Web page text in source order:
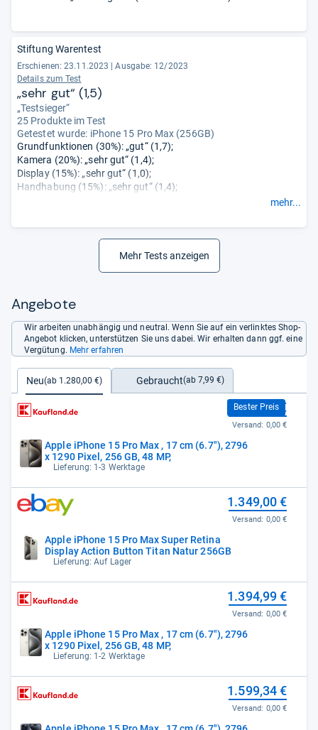
Stiftung Warentest
Erschienen: 23.11.2023 | Ausgabe: 12/2023
Details zum Test
„sehr gut“ (1,5)
„Testsieger“
25 Produkte im Test
Getestet wurde: iPhone 15 Pro Max (256GB)
Grundfunktionen (30%): „gut“ (1,7);
Kamera (20%): „sehr gut“ (1,4);
Display (15%): „sehr gut“ (1,0);
Handhabung (15%): „sehr gut“ (1,4);
mehr...
Mehr Tests anzeigen
Angebote
Wir arbeiten unabhängig und neutral. Wenn Sie auf ein verlinktes Shop-
Angebot klicken, unterstützen Sie uns dabei. Wir erhalten dann ggf. eine
Vergütung. Mehr erfahren
Neu(ab 1.280,00 €) Gebraucht(ab 7,99 €)
Apple iPhone 15 Pro Max , 17 cm (6.7"), 2796
x 1290 Pixel, 256 GB, 48 MP,
Lieferung: 1-3 Werktage
Bester Preis
1.280,00 €
Versand: 0,00 €
Apple iPhone 15 Pro Max Super Retina
Display Action Button Titan Natur 256GB
Lieferung: Auf Lager
1.349,00 €
Versand: 0,00 €
Apple iPhone 15 Pro Max , 17 cm (6.7"), 2796
x 1290 Pixel, 256 GB, 48 MP,
Lieferung: 1-2 Werktage
1.394,99 €
Versand: 0,00 €
1.599,34 €
Versand: 0,00 €